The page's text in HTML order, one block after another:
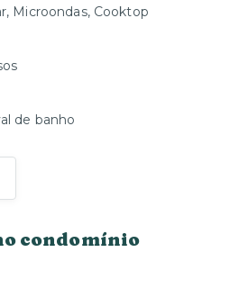
Microondas, Cooktop
de banho
condomínio